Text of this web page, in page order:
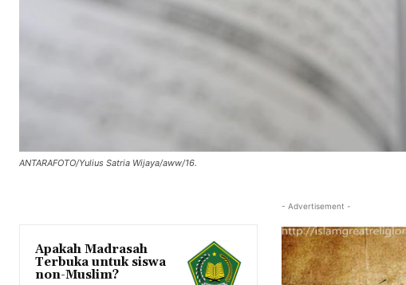
ANTARAFOTO/Yulius Satria Wijaya/aww/16.
Apakah Madrasah
Terbuka untuk siswa
non-Muslim?
- Advertisement -